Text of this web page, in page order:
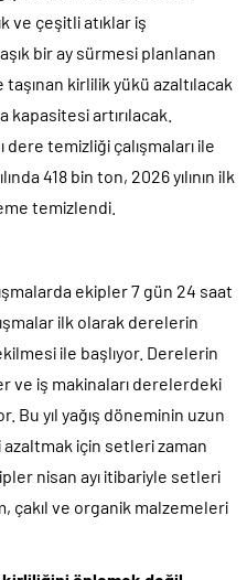
ve çeşitli atıklar iş
bir ay sürmesi planlanan
taşınan kirlilik yükü azaltılacak
kapasitesi artırılacak.
dere temizliği çalışmaları ile
418 bin ton, 2026 yılının ilk
temizlendi.
ekipler 7 gün 24 saat
ilk olarak derelerin
ile başlıyor. Derelerin
ve iş makinaları derelerdeki
Bu yıl yağış döneminin uzun
için setleri zaman
nisan ayı itibariyle setleri
çakıl ve organik malzemeleri